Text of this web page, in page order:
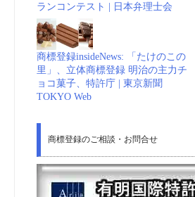
聞”
ランコンテスト | 日本弁理士会
商標登録insideNews: 「たけのこの
里」、立体商標登録 明治の主力チ
ョコ菓子、特許庁 | 東京新聞
TOKYO Web
商標登録のご相談・お問合せ